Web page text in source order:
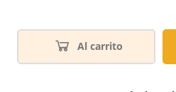
Al carrito